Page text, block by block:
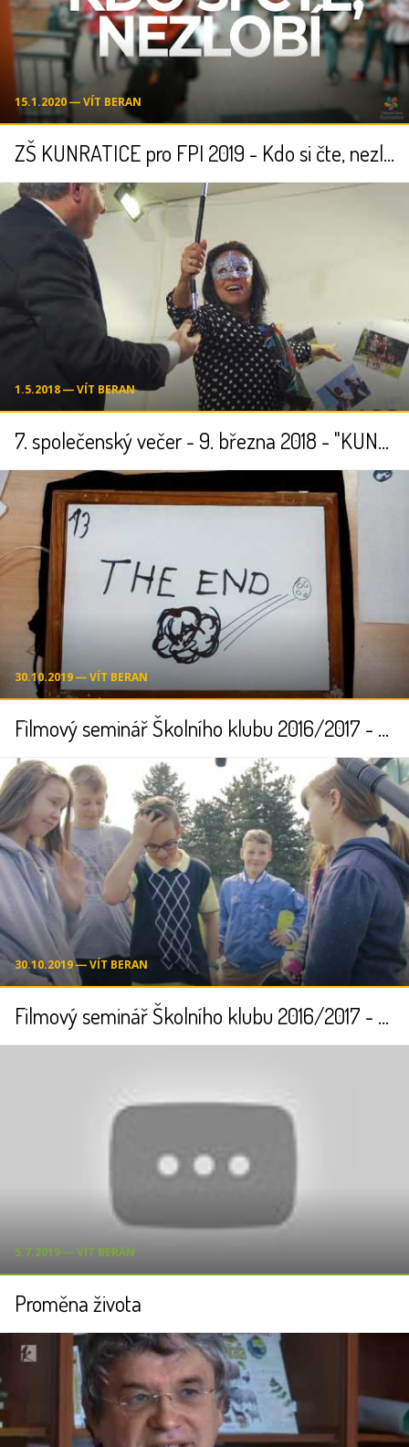
15.1.2020 ― VÍT BERAN
ZŠ KUNRATICE pro FPI 2019 - Kdo si čte, nezlobí
1.5.2018 ― VÍT BERAN
7. společenský večer - 9. března 2018 - "KUNRatický karnEVAL"
30.10.2019 ― VÍT BERAN
Filmový seminář Školního klubu 2016/2017 - ANIMACE
30.10.2019 ― VÍT BERAN
Filmový seminář Školního klubu 2016/2017 - CO JE TO FILM
5.7.2019 ― VÍT BERAN
Proměna života